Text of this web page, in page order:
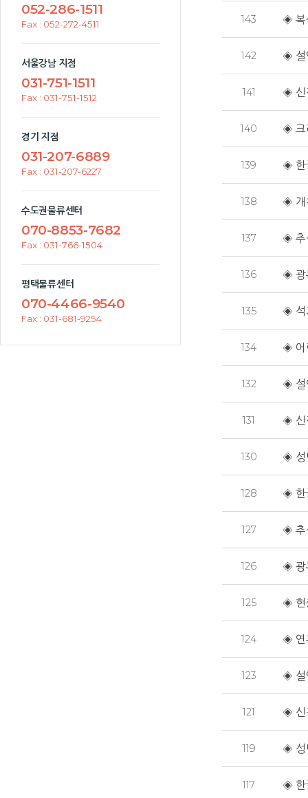
052-286-1511
Fax : 052-272-4511
서울강남 지점
031-751-1511
Fax : 031-751-1512
경기 지점
031-207-6889
Fax : 031-207-6227
수도권물류센터
070-8853-7682
Fax : 031-766-1504
평택물류센터
070-4466-9540
Fax : 031-681-9254
143 ◈ 복
142 ◈ 설
141 ◈ 신
140 ◈ 크
139 ◈ 한
138 ◈ 개
137 ◈ 추
136 ◈ 광
135 ◈ 석
134 ◈ 어
132 ◈ 설
131 ◈ 신
130 ◈ 성
128 ◈ 한
127 ◈ 추
126 ◈ 광
125 ◈ 현
124 ◈ 연
123 ◈ 설
121 ◈ 신
119 ◈ 성
117 ◈ 한